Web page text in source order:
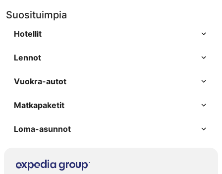
Suosituimpia
Hotellit
Lennot
Vuokra-autot
Matkapaketit
Loma-asunnot